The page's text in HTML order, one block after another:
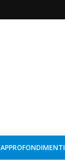
APPROFONDIMENTI